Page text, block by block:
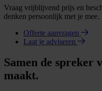
Vraag vrijblijvend prijs en
denken persoonlijk met je mee.
Offerte aanvragen
Laat je adviseren
Samen de spreker
maakt.